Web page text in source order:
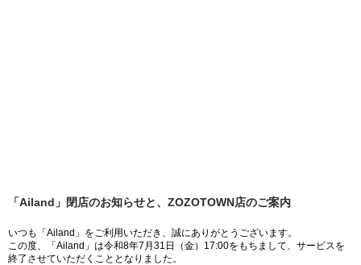
「Ailand」閉店のお知らせと、ZOZOTOWN店のご案内
いつも「Ailand」をご利用いただき、誠にありがとうございます。
この度、「Ailand」は令和8年7月31日（金）17:00をもちまして、サービスを
終了させていただくこととなりました。